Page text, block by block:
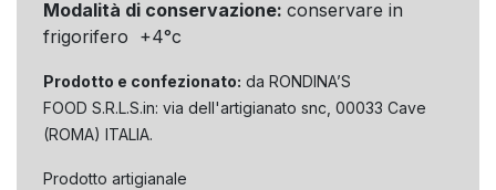
Modalità di conservazione: conservare in
frigorifero +4°c
Prodotto e confezionato: da RONDINA’S
FOOD S.R.L.S.in: via dell'artigianato snc, 00033 Cave
(ROMA) ITALIA.
Prodotto artigianale